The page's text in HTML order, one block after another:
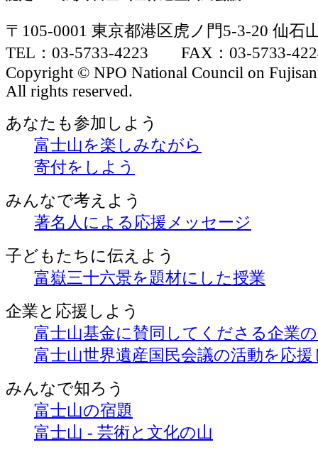
〒105-0001 東京都港区虎ノ門5-3-20 仙石
TEL：03-5733-4223 FAX：03-5733-
Copyright © NPO National Council on
All rights reserved.
あなたも参加しよう
富士山を楽しみながら
寄付をしよう
みんなで考えよう
著名人による応援メッセージ
子どもたちに伝えよう
富嶽三十六景を題材にした授業
企業と応援しよう
富士山基金に賛同してくださる企業
富士山世界遺産国民会議の活動を応
みんなで知ろう
富士山の宿題
富士山 - 芸術と文化の山